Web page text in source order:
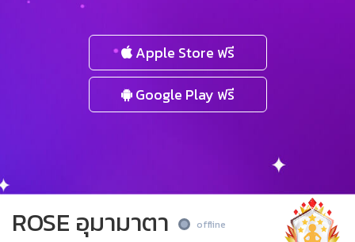
Apple Store ฟรี
Google Play ฟรี
ROSE อุมามาตา offline